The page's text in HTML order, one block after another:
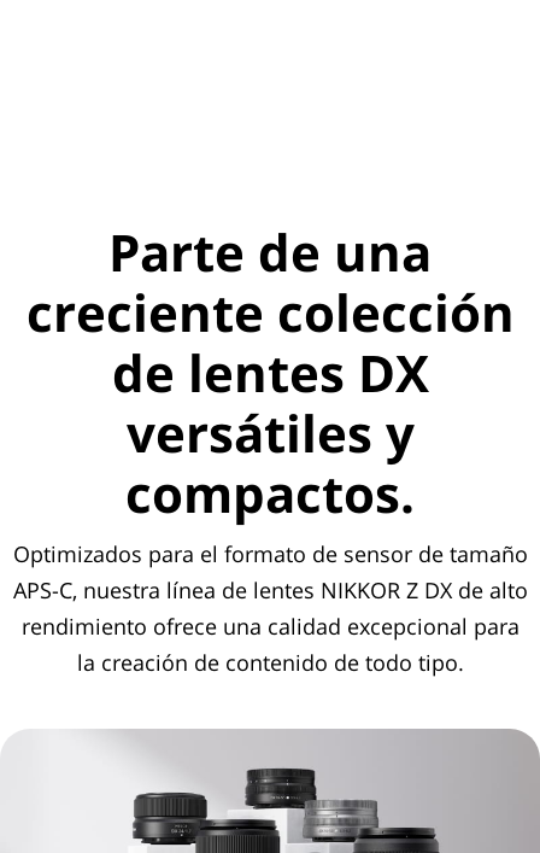
Parte de una
creciente colección
de lentes DX
versátiles y
compactos.
Optimizados para el formato de sensor de tamaño
APS-C, nuestra línea de lentes NIKKOR Z DX de alto
rendimiento ofrece una calidad excepcional para
la creación de contenido de todo tipo.